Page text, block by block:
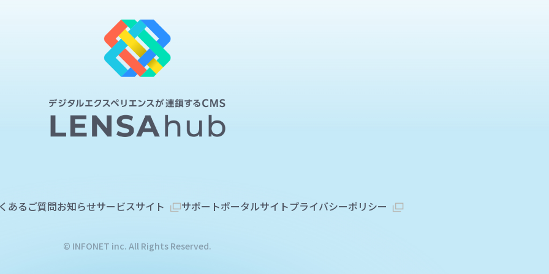
あるご質問お知らせサービスサイト サポートポータルサイトプライバシーポリシー
© INFONET inc. All Rights Reserved.